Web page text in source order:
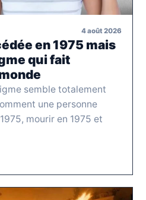
4 août 2026
en 1975 mais
qui fait
semble totalement
une personne
mourir en 1975 et